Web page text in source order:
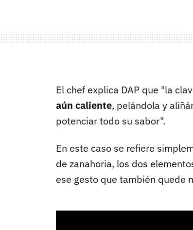
El chef explica DAP que "la
aún caliente, pelándola y
potenciar todo su sabor".
En este caso se refiere
de zanahoria, los dos
ese gesto que también quede